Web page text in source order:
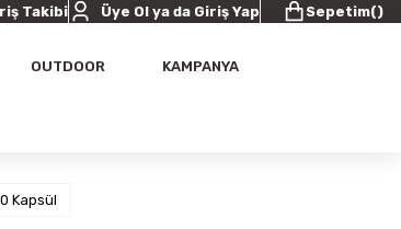
Takibi Üye Ol ya da Giriş Yap Sepetim()
OUTDOOR KAMPANYA
Kapsül